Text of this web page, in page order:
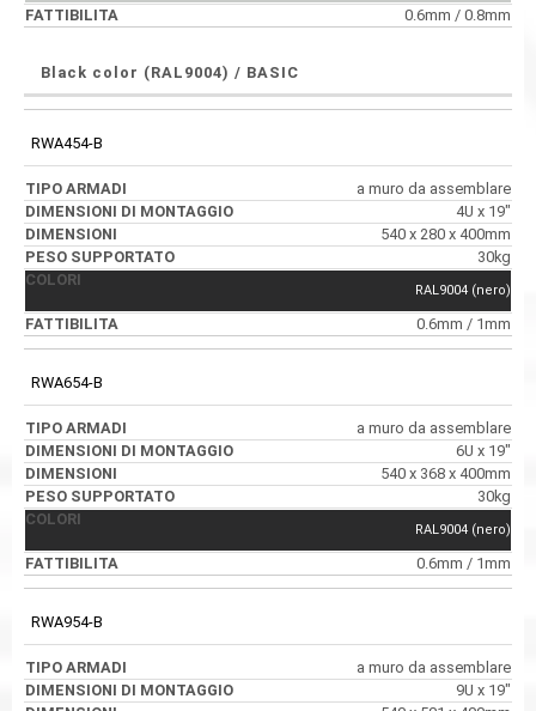
0.6mm / 0.8mm
Black color (RAL9004) / BASIC
RWA454-B
a muro da assemblare
4U x 19"
540 x 280 x 400mm
30kg
RAL9004 (nero)
0.6mm / 1mm
RWA654-B
a muro da assemblare
6U x 19"
540 x 368 x 400mm
30kg
RAL9004 (nero)
0.6mm / 1mm
RWA954-B
a muro da assemblare
9U x 19"